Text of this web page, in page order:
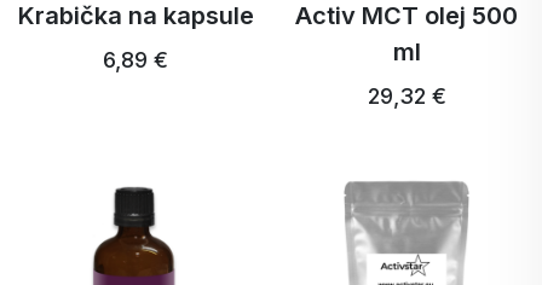
Krabička na kapsule
6,89 €
Activ MCT olej 500
ml
29,32 €